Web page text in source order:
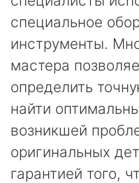
специальное
инструменты.
мастера
определить
найти
возникшей
оригинальных
гарантией того,